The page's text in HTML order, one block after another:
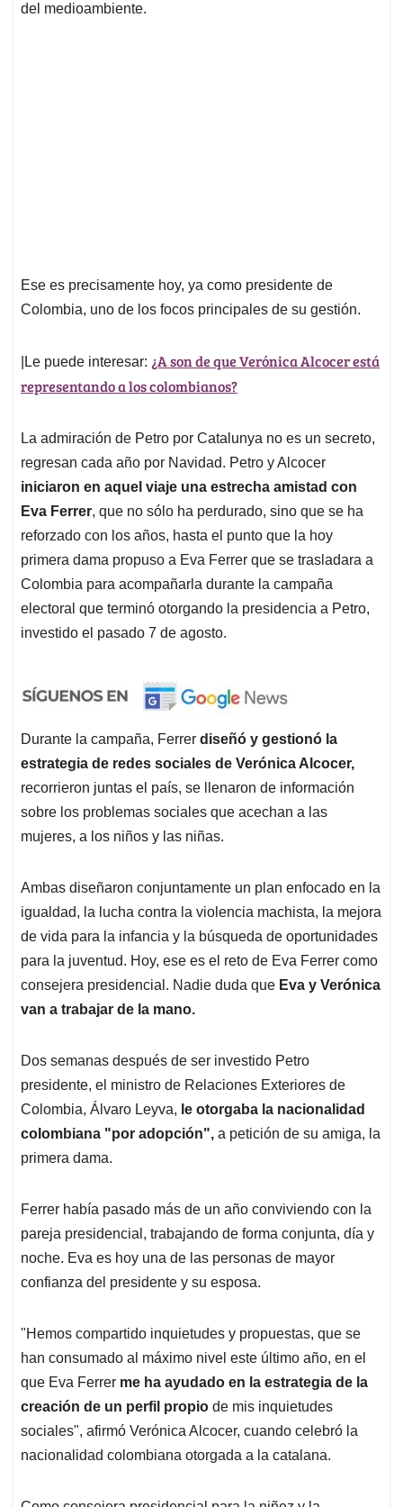
del medioambiente.
Ese es precisamente hoy, ya como presidente de
Colombia, uno de los focos principales de su gestión.
|Le puede interesar: ¿A son de que Verónica Alcocer está
representando a los colombianos?
La admiración de Petro por Catalunya no es un secreto,
regresan cada año por Navidad. Petro y Alcocer
iniciaron en aquel viaje una estrecha amistad con
Eva Ferrer, que no sólo ha perdurado, sino que se ha
reforzado con los años, hasta el punto que la hoy
primera dama propuso a Eva Ferrer que se trasladara a
Colombia para acompañarla durante la campaña
electoral que terminó otorgando la presidencia a Petro,
investido el pasado 7 de agosto.
Durante la campaña, Ferrer diseñó y gestionó la
estrategia de redes sociales de Verónica Alcocer,
recorrieron juntas el país, se llenaron de información
sobre los problemas sociales que acechan a las
mujeres, a los niños y las niñas.
Ambas diseñaron conjuntamente un plan enfocado en la
igualdad, la lucha contra la violencia machista, la mejora
de vida para la infancia y la búsqueda de oportunidades
para la juventud. Hoy, ese es el reto de Eva Ferrer como
consejera presidencial. Nadie duda que Eva y Verónica
van a trabajar de la mano.
Dos semanas después de ser investido Petro
presidente, el ministro de Relaciones Exteriores de
Colombia, Álvaro Leyva, le otorgaba la nacionalidad
colombiana "por adopción", a petición de su amiga, la
primera dama.
Ferrer había pasado más de un año conviviendo con la
pareja presidencial, trabajando de forma conjunta, día y
noche. Eva es hoy una de las personas de mayor
confianza del presidente y su esposa.
"Hemos compartido inquietudes y propuestas, que se
han consumado al máximo nivel este último año, en el
que Eva Ferrer me ha ayudado en la estrategia de la
creación de un perfil propio de mis inquietudes
sociales", afirmó Verónica Alcocer, cuando celebró la
nacionalidad colombiana otorgada a la catalana.